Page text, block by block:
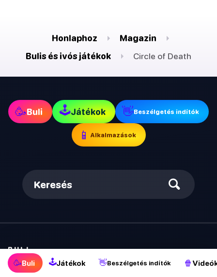
🥳Buli 🕹Játékok 👋Beszélgetés indítók 🍿
Honlaphoz
Magazin
Bulis és ivós játékok
Circle of Death
🥳Buli 🕹Játékok 👋Beszélgetés indítók
📱 Alkalmazások
Keresés
BULI
Felelsz vagy mersz